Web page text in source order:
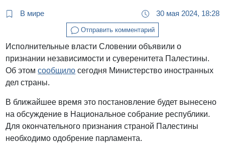
В мире 30 мая 2024, 18:28
Отправить комментарий
Исполнительные власти Словении объявили о
признании независимости и суверенитета Палестины.
Об этомсообщило сегодня Министерство иностранных
дел страны.
В ближайшее время это постановление будет вынесено
на обсуждение в Национальное собрание республики.
Для окончательного признания страной Палестины
необходимо одобрение парламента.